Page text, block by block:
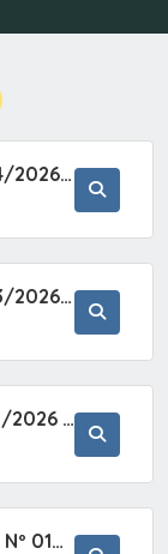
PREGÃO ELETRÔNICO Nº 024/2026 - AQUISIÇÃO DE GÁS MEDICINAL TIPO OXIGÊNIO (1,00 M3, 3,00 M3 E 10,00 M3), EM ATENDIMENTO À SECRETARIA MUNICIPAL DE SAÚDE, ATRAVÉS DO SISTEMA DE REGISTRO DE PREÇOS (SRP)
PREGÃO ELETRÔNICO Nº 023/2026 - AQUISIÇÃO DE ENXOVAL INFANTIL, EM ATENDIMENTO À SECRETARIA MUNICIPAL DE EDUCAÇÃO, ATRAVÉS DO SISTEMA DE REGISTRO DE PREÇOS (SRP).
PREGÃO ELETRÔNICO Nº 019/2026 - ONTRATAÇÃO DE EMPRESA ESPECIALIZADA PARA A PRESTAÇÃO DE SERVIÇOS VETERINÁRIOS CLÍNICOS E CIRÚRGICOS, COM FOCO EM AÇÕES DE SAÚDE PÚBLICA, BEM-ESTAR ANIMAL E CONTROLE POPULACIONAL ÉTICO DE CÃES E GATOS, EM ATENDIMENTO À
CONCORRÊNCIA PRESENCIAL Nº 018/2026 - PAVIMENTAÇÃO ASFÁLTICA NO BAIRRO VOTUPOCA ? ESTRADA DA RAPOSA, NO MUNICÍPIO DE SETE BARRAS/SP